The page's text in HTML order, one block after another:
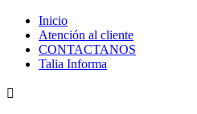
Inicio
Atención al cliente
CONTACTANOS
Talia Informa
